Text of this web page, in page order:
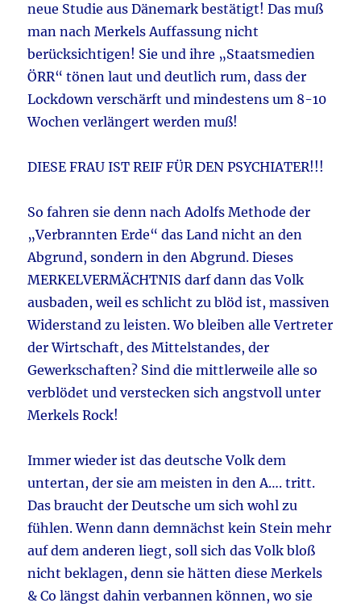
neue Studie aus Dänemark bestätigt! Das muß
man nach Merkels Auffassung nicht
berücksichtigen! Sie und ihre „Staatsmedien
ÖRR“ tönen laut und deutlich rum, dass der
Lockdown verschärft und mindestens um 8-10
Wochen verlängert werden muß!
DIESE FRAU IST REIF FÜR DEN PSYCHIATER!!!
So fahren sie denn nach Adolfs Methode der
„Verbrannten Erde“ das Land nicht an den
Abgrund, sondern in den Abgrund. Dieses
MERKELVERMÄCHTNIS darf dann das Volk
ausbaden, weil es schlicht zu blöd ist, massiven
Widerstand zu leisten. Wo bleiben alle Vertreter
der Wirtschaft, des Mittelstandes, der
Gewerkschaften? Sind die mittlerweile alle so
verblödet und verstecken sich angstvoll unter
Merkels Rock!
Immer wieder ist das deutsche Volk dem
untertan, der sie am meisten in den A…. tritt.
Das braucht der Deutsche um sich wohl zu
fühlen. Wenn dann demnächst kein Stein mehr
auf dem anderen liegt, soll sich das Volk bloß
nicht beklagen, denn sie hätten diese Merkels
& Co längst dahin verbannen können, wo sie